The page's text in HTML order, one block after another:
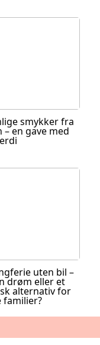
smykker fra
– en gave med
uten bil –
drøm eller et
alternativ for
familier?